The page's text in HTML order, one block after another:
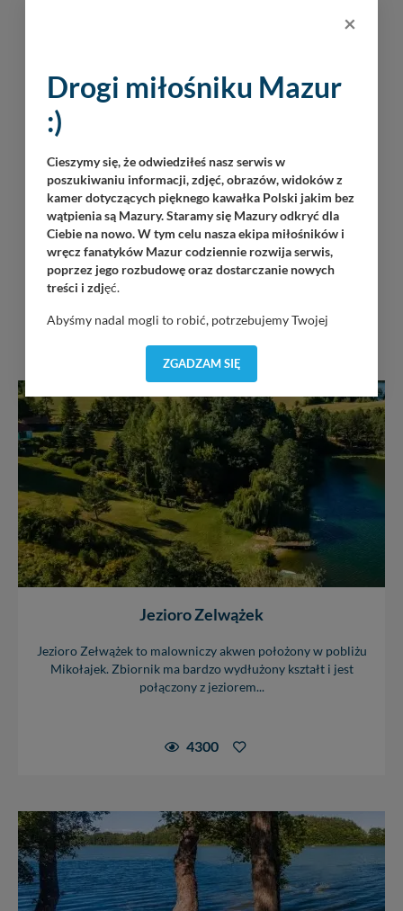
INNE W OKOLICY
Jezioro Zelwążek
Jezioro Zełwążek to malowniczy akwen położony w pobliżu
Mikołajek. Zbiornik ma bardzo wydłużony kształt i jest
połączony z jeziorem...
4300
×
Drogi miłośniku Mazur
:)
Cieszymy się, że odwiedziłeś nasz serwis w
poszukiwaniu informacji, zdjęć, obrazów, widoków z
kamer dotyczących pięknego kawałka Polski jakim bez
wątpienia są Mazury. Staramy się Mazury odkryć dla
Ciebie na nowo. W tym celu nasza ekipa miłośników i
wręcz fanatyków Mazur codziennie rozwija serwis,
poprzez jego rozbudowę oraz dostarczanie nowych
treści i zdjęć.
Abyśmy nadal mogli to robić, potrzebujemy Twojej
dostosować do Twoich preferencji. Twoje dane (w tym
pliki cookies) będą zapisywane w celu usprawnienia
wyszukania, ulubione miejsca, logowania, itp).
Bezpieczeństwo Twoich danych jest dla nas
priorytetowe, bez poinformowania Ciebie nie będziemy
zmieniać zakresu naszych uprawnień. Twoje dane są u
nas bezpieczne, jeśli masz wątpliwości co do naszych
intencji, zawsze możesz wycofać swoją zgodę. Więcej
informacji uzyskach w naszej
Polityce Prywatności
Klikając znak X lub przycisk PRZEJDŹ DO SERWISU
wyrażasz zgodę na przetwarzanie Twoich danych.
Nasz serwis nie wykorzystuje oraz nie udostępnia
trzecim. Wyjątkiem jest sytuacja, gdy przekazanie
danych z formularza kontaktowego, przekazanie danych
w przypadku rezerwacji usług typu: nocleg, czartery,
itp). Więcej informacji o zasadach i funkcjonalności
Administratorem Twoich danych jest: Agencja
W każdej chwili możesz: zażądać dostępu do swoich
danych, zażądać ich poprawienia lub usunięcia,
zabronić ich przetwarzania. Pamiętaj jednak, że nie
zawsze jest możliwe techniczne zrealizowanie Twoich
praw w odniesieniu do informacji zawartych w plikach
ZGADZAM SIĘ